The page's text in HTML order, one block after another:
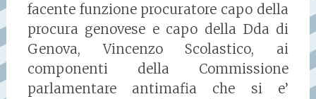
facente funzione procuratore capo della
procura genovese e capo della Dda di
Genova, Vincenzo Scolastico, ai
componenti della Commissione
parlamentare antimafia che si e’